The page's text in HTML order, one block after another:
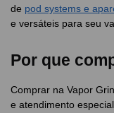
de pod systems e
e versáteis para seu
Por que
Comprar na Vapor
e atendimento